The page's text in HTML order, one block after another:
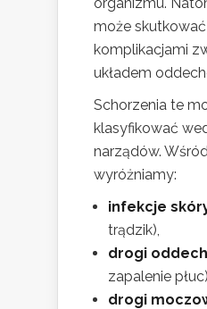
może
komplikacjami
układem
Schorzenia te
klasyfikować
narządów.
wyróżniamy:
infekcje
trądzik),
drogi
zapalenie płuc),
drogi